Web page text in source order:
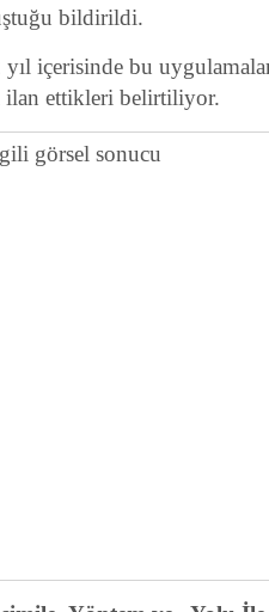
bildirildi.
içerisinde bu
ilan ettikleri belirtiliyor.